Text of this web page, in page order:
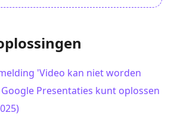
'Video kan niet worden
Presentaties kunt oplossen